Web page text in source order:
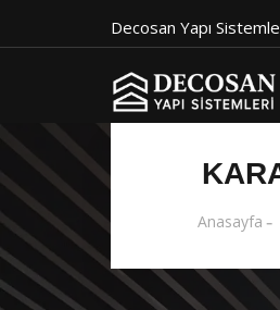
Decosan Yapı
Anasayfa